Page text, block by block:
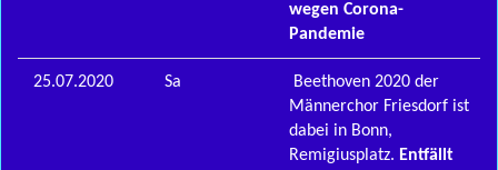
wegen Corona-
Pandemie
25.07.2020 Sa
Beethoven 2020 der
Männerchor Friesdorf ist
dabei in Bonn,
Remigiusplatz. Entfällt